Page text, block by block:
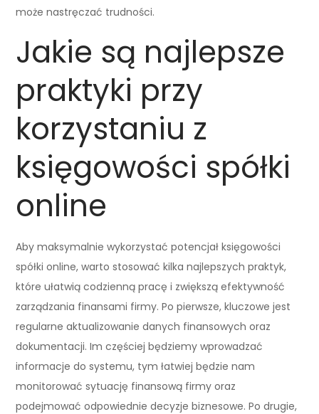
może nastręczać trudności.
Jakie są najlepsze
praktyki przy
korzystaniu z
księgowości spółki
online
Aby maksymalnie wykorzystać potencjał księgowości
spółki online, warto stosować kilka najlepszych praktyk,
które ułatwią codzienną pracę i zwiększą efektywność
zarządzania finansami firmy. Po pierwsze, kluczowe jest
regularne aktualizowanie danych finansowych oraz
dokumentacji. Im częściej będziemy wprowadzać
informacje do systemu, tym łatwiej będzie nam
monitorować sytuację finansową firmy oraz
podejmować odpowiednie decyzje biznesowe. Po drugie,